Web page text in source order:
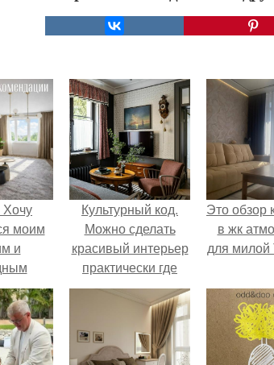
Хочу
моим
и
Культурный код.
Можно сделать
красивый интерьер
практически где
угодно.
Это обзор
в жк
для милой